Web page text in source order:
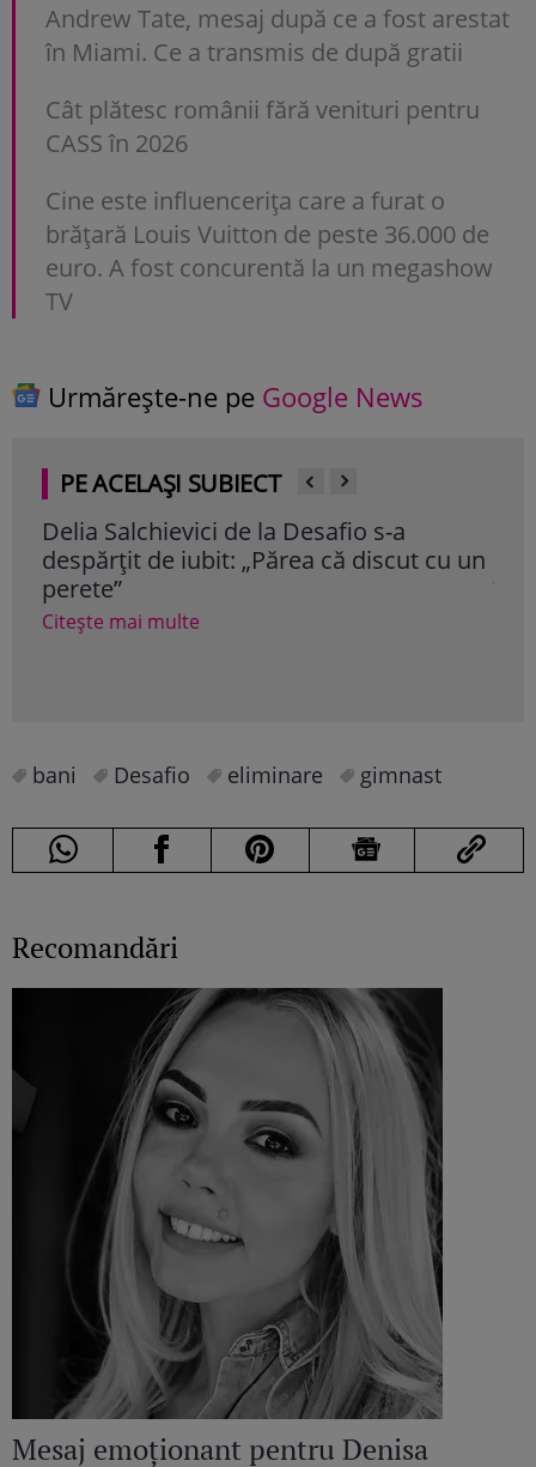
Andrew Tate, mesaj după ce a fost arestat
în Miami. Ce a transmis de după gratii
Cât plătesc românii fără venituri pentru
CASS în 2026
Cine este influencerița care a furat o
brățară Louis Vuitton de peste 36.000 de
euro. A fost concurentă la un megashow
TV
Urmărește-ne pe Google News
PE ACELAȘI SUBIECT
Delia Salchievici de la Desafio s-a
despărțit de iubit: „Părea că discut cu un
perete”
Citește mai multe
bani Desafio eliminare gimnast
Recomandări
Mesaj emoționant pentru Denisa